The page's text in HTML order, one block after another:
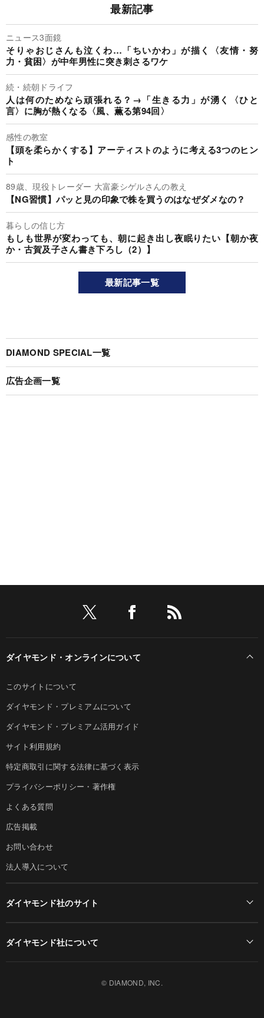
最新記事
ニュース3面鏡
そりゃおじさんも泣くわ…「ちいかわ」が描く〈友情・努
力・貧困〉が中年男性に突き刺さるワケ
続・続朝ドライフ
人は何のためなら頑張れる？→「生きる力」が湧く〈ひと
言〉に胸が熱くなる〈風、薫る第94回〉
感性の教室
【頭を柔らかくする】アーティストのように考える3つのヒン
ト
89歳、現役トレーダー 大富豪シゲルさんの教え
【NG習慣】パッと見の印象で株を買うのはなぜダメなの？
暮らしの信じ方
もしも世界が変わっても、朝に起き出し夜眠りたい【朝か夜
か・古賀及子さん書き下ろし（2）】
最新記事一覧
DIAMOND SPECIAL一覧
広告企画一覧
ダイヤモンド・オンラインについて
このサイトについて
ダイヤモンド・プレミアムについて
ダイヤモンド・プレミアム活用ガイド
サイト利用規約
特定商取引に関する法律に基づく表示
プライバシーポリシー・著作権
よくある質問
広告掲載
お問い合わせ
法人導入について
ダイヤモンド社のサイト
ダイヤモンド社について
© DIAMOND, INC.